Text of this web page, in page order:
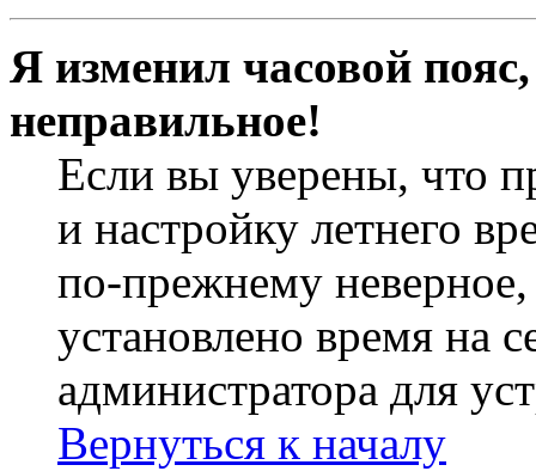
Я изменил часовой
неправильное!
Если вы уверены, что
и настройку летнего
по-прежнему неверное,
установлено время на
администратора для
Вернуться к началу